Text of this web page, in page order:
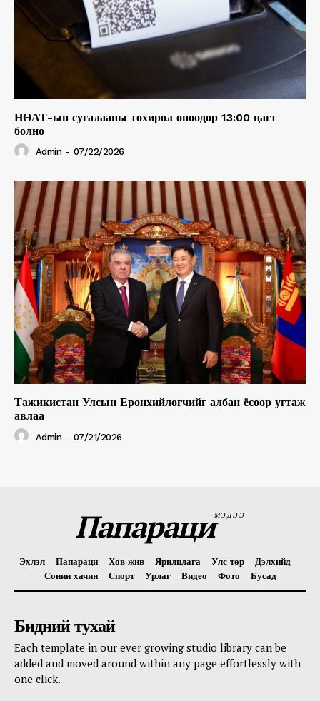
НӨАТ-ын сугалааны тохирол өнөөдөр 13:00 цагт
болно
Admin - 07/22/2026
Тажикистан Улсын Ерөнхийлөгчийг албан ёсоор угтаж
авлаа
Admin - 07/21/2026
ПапарациМЭДЭЭ
Эхлэл Папараци Хов жив Ярилцлага Улс төр
Дэлхийд
Сонин хачин
Спорт Урлаг Видео Фото Бусад
Бидний тухай
Each template in our ever growing studio library can be
added and moved around within any page effortlessly with
one click.